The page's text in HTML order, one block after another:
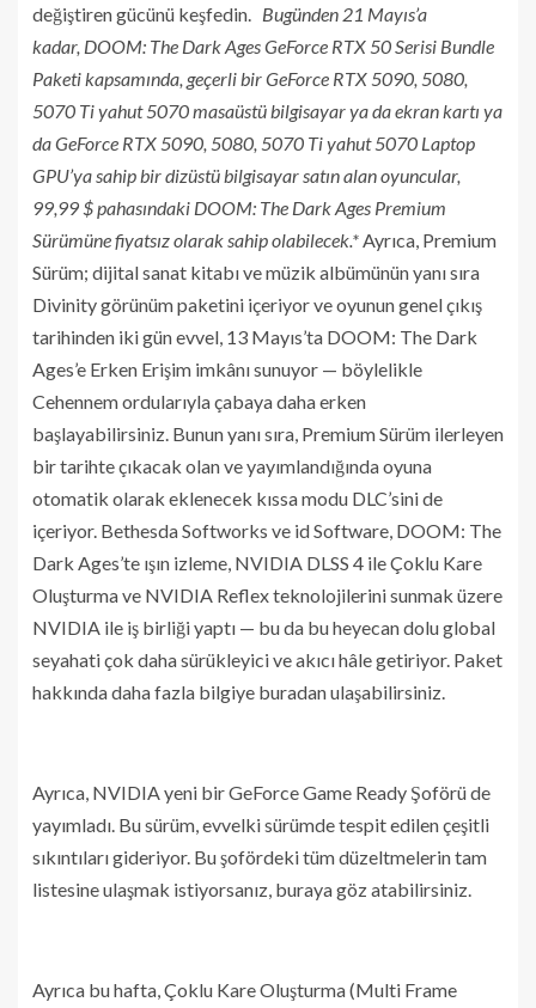
değiştiren gücünü keşfedin. Bugünden 21 Mayıs’a
kadar, DOOM: The Dark Ages GeForce RTX 50 Serisi Bundle
Paketi kapsamında, geçerli bir GeForce RTX 5090, 5080,
5070 Ti yahut 5070 masaüstü bilgisayar ya da ekran kartı ya
da GeForce RTX 5090, 5080, 5070 Ti yahut 5070 Laptop
GPU’ya sahip bir dizüstü bilgisayar satın alan oyuncular,
99,99 $ pahasındaki DOOM: The Dark Ages Premium
Sürümüne fiyatsız olarak sahip olabilecek.* Ayrıca, Premium
Sürüm; dijital sanat kitabı ve müzik albümünün yanı sıra
Divinity görünüm paketini içeriyor ve oyunun genel çıkış
tarihinden iki gün evvel, 13 Mayıs’ta DOOM: The Dark
Ages’e Erken Erişim imkânı sunuyor — böylelikle
Cehennem ordularıyla çabaya daha erken
başlayabilirsiniz. Bunun yanı sıra, Premium Sürüm ilerleyen
bir tarihte çıkacak olan ve yayımlandığında oyuna
otomatik olarak eklenecek kıssa modu DLC’sini de
içeriyor. Bethesda Softworks ve id Software, DOOM: The
Dark Ages’te ışın izleme, NVIDIA DLSS 4 ile Çoklu Kare
Oluşturma ve NVIDIA Reflex teknolojilerini sunmak üzere
NVIDIA ile iş birliği yaptı — bu da bu heyecan dolu global
seyahati çok daha sürükleyici ve akıcı hâle getiriyor. Paket
hakkında daha fazla bilgiye buradan ulaşabilirsiniz.
Ayrıca, NVIDIA yeni bir GeForce Game Ready Şoförü de
yayımladı. Bu sürüm, evvelki sürümde tespit edilen çeşitli
sıkıntıları gideriyor. Bu şofördeki tüm düzeltmelerin tam
listesine ulaşmak istiyorsanız, buraya göz atabilirsiniz.
Ayrıca bu hafta, Çoklu Kare Oluşturma (Multi Frame